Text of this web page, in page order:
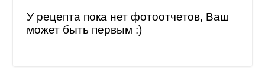
У рецепта пока нет фотоотчетов, Ваш
может быть первым :)